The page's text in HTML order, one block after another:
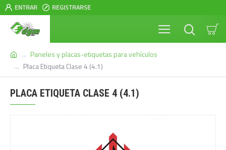
ENTRAR REGISTRARSE
Paneles y placas-etiquetas para vehículos
Placa Etiqueta Clase 4 (4.1)
PLACA ETIQUETA CLASE 4 (4.1)